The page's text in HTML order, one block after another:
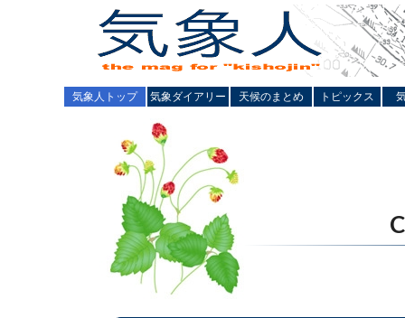
気象人トップ 気象ダイアリー 天候のまとめ トピックス